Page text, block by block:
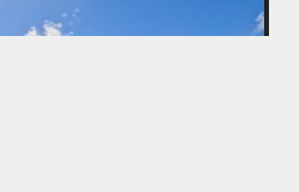
き温めていたご予約でしたので、お天